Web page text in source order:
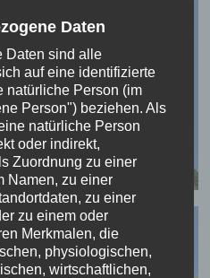
Daten
Daten sind alle
auf eine identifizierte
natürliche Person (im
Person") beziehen. Als
natürliche Person
oder indirekt,
Zuordnung zu einer
Namen, zu einer
zu einer
zu einem oder
Merkmalen, die
physiologischen,
wirtschaftlichen,